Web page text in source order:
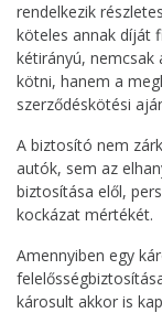
rendelkezik
köteles annak díját
kétirányú, nemcsak
kötni, hanem a
szerződéskötési
A biztosító nem
autók, sem az
biztosítása elől,
kockázat mértékét.
Amennyiben egy
károsult akkor is